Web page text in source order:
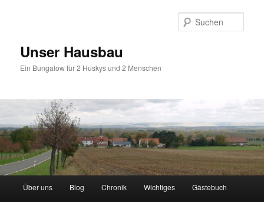
Unser Hausbau
Ein Bungalow für 2 Huskys und 2 Menschen
HauptmenüÜber uns Blog Chronik Wichtiges Gästebuch